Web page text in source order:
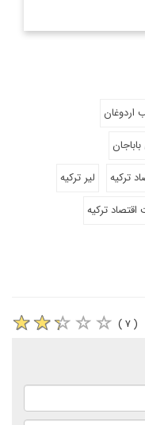
ترکیه
لیر ترکیه
ترکیه
( ۷ )